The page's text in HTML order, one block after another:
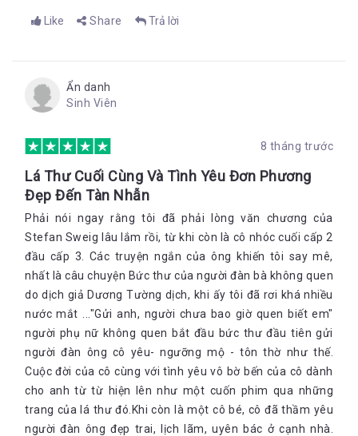
Like Share Trả lời
Ẩn danh
Sinh Viên
8 tháng trước
Lá Thư Cuối Cùng Và Tình Yêu Đơn Phương
Đẹp Đến Tàn Nhẫn
Phải nói ngay rằng tôi đã phải lòng văn chương của
Stefan Sweig lâu lắm rồi, từ khi còn là cô nhóc cuối cấp 2
đầu cấp 3. Các truyện ngắn của ông khiến tôi say mê,
nhất là câu chuyện Bức thư của người đàn bà không quen
do dịch giả Dương Tường dịch, khi ấy tôi đã rơi khá nhiều
nước mắt ..."Gửi anh, người chưa bao giờ quen biết em"
người phụ nữ không quen bắt đầu bức thư đầu tiên gửi
người đàn ông cô yêu- ngưỡng mộ - tôn thờ như thế.
Cuộc đời của cô cùng với tình yêu vô bờ bến của cô dành
cho anh từ từ hiện lên như một cuốn phim qua những
trang của lá thư đó.Khi còn là một cô bé, cô đã thầm yêu
người đàn ông đẹp trai, lịch lãm, uyên bác ở cạnh nhà.